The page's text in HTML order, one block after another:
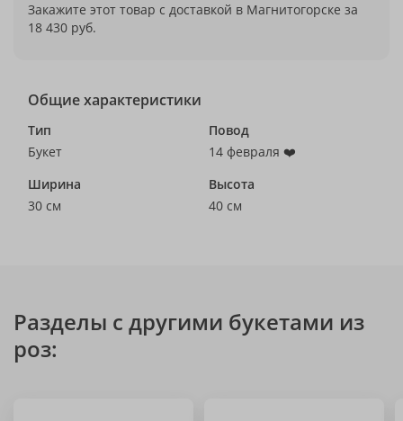
Закажите этот товар с доставкой в Магнитогорске за
18 430 руб.
Общие характеристики
Тип
Букет
Повод
14 февраля ❤️
Ширина
30 см
Высота
40 см
Разделы с другими букетами из
роз: